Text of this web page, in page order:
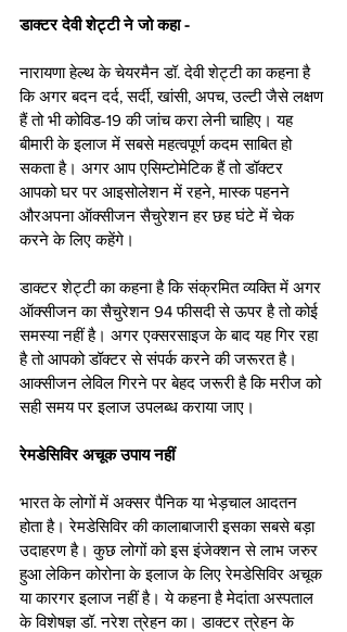
डाक्टर देवी शेट्टी ने जो कहा -
नारायणा हेल्थ के चेयरमैन डॉ. देवी शेट्टी का कहना है
कि अगर बदन दर्द, सर्दी, खांसी, अपच, उल्टी जैसे लक्षण
हैं तो भी कोविड-19 की जांच करा लेनी चाहिए। यह
बीमारी के इलाज में सबसे महत्वपूर्ण कदम साबित हो
सकता है। अगर आप एसिम्‍टोमेटिक हैं तो डॉक्टर
आपको घर पर आइसोलेशन में रहने, मास्क पहनने
औरअपना ऑक्सीजन सैचुरेशन हर छह घंटे में चेक
करने के लिए कहेंगे।
डाक्टर शेट्टी का कहना है कि संक्रमित व्यक्ति में अगर
ऑक्‍सीजन का सैचुरेशन 94 फीसदी से ऊपर है तो कोई
समस्या नहीं है। अगर एक्सरसाइज के बाद यह गिर रहा
है तो आपको डॉक्टर से संपर्क करने की जरूरत है।
आक्सीजन लेविल गिरने पर बेहद जरूरी है कि मरीज को
सही समय पर इलाज उपलब्‍ध कराया जाए।
रेमडेसिविर अचूक उपाय नहीं
भारत के लोगों में अक्सर पैनिक या भेड़चाल आदतन
होता है। रेमडेसिविर की कालाबाजारी इसका सबसे बड़ा
उदाहरण है। कुछ लोगों को इस इंजेक्शन से लाभ जरुर
हुआ लेकिन कोरोना के इलाज के लिए रेमडेसिविर अचूक
या कारगर इलाज नहीं है। ये कहना है मेदांता अस्‍पताल
के विशेषज्ञ डॉ. नरेश त्रेहन का। डाक्टर त्रेहन के